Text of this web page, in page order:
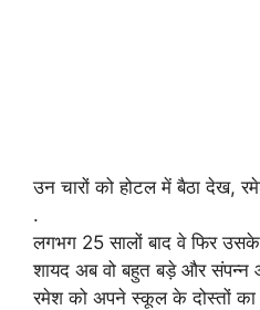
उन चारों को होटल में बैठा देख,
.
लगभग 25 सालों बाद वे फिर
शायद अब वो बहुत बड़े और संपन्न
रमेश को अपने स्कूल के दोस्तों